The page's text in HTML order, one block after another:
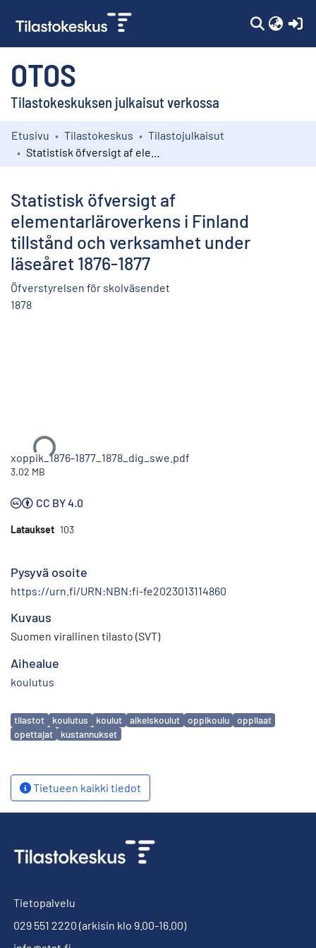
OTOS
Tilastokeskuksen julkaisut verkossa
Kokoelmat
Etusivu Tilastokeskus
Tilastojulkaisut
Statistisk öfversigt af
elementarläroverkens i Finland
tillstånd och verksamhet under
läseåret 1876-1877
Öfverstyrelsen för skolväsendet
1878
Ladataan...
xoppik_1876-1877_1878_dig_swe.pdf
3.02 MB
CC BY 4.0
Lataukset 103
Pysyvä osoite
https://urn.fi/URN:NBN:fi-fe2023013114860
Kuvaus
Suomen virallinen tilasto (SVT)
Aihealue
koulutus
Avainsanat
tilastot koulutus koulut alkeiskoulut oppikoulu
oppilaat
opettajat
kustannukset
Tietueen kaikki tiedot
Tietopalvelu
029 551 2220 (arkisin klo 9.00-16.00)